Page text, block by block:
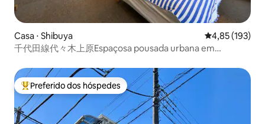
Casa ⋅ Shibuya 4,85 de uma
4,85 (193)
千代田線代々木上原Espaçosa pousada urbana em
Entre os melhores preferidos dos hóspedes
Preferido dos hóspedes